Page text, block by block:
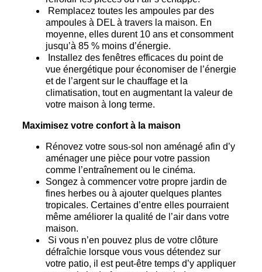
Remplacez toutes les ampoules par des
ampoules à DEL à travers la maison. En
moyenne, elles durent 10 ans et consomment
jusqu’à 85 % moins d’énergie.
Installez des fenêtres efficaces du point de
vue énergétique pour économiser de l’énergie
et de l’argent sur le chauffage et la
climatisation, tout en augmentant la valeur de
votre maison à long terme.
Maximisez votre confort à la maison
Rénovez votre sous-sol non aménagé afin d’y
aménager une pièce pour votre passion
comme l’entraînement ou le cinéma.
Songez à commencer votre propre jardin de
fines herbes ou à ajouter quelques plantes
tropicales. Certaines d’entre elles pourraient
même améliorer la qualité de l’air dans votre
maison.
Si vous n’en pouvez plus de votre clôture
défraîchie lorsque vous vous détendez sur
votre patio, il est peut-être temps d’y appliquer